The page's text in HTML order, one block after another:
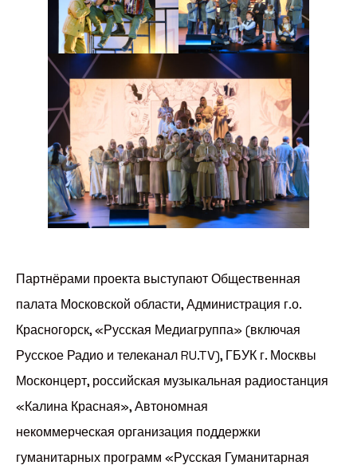
Партнёрами проекта выступают Общественная
палата Московской области, Администрация г.о.
Красногорск, «Русская Медиагруппа» (включая
Русское Радио и телеканал RU.TV), ГБУК г. Москвы
Москонцерт, российская музыкальная радиостанция
«Калина Красная», Автономная
некоммерческая организация поддержки
гуманитарных программ «Русская Гуманитарная